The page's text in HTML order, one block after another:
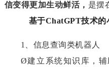
信变得更加生动鲜活， 是摆
基于ChatGPT技术的
1、信息查询类机器人
Ø建立系统知识库，